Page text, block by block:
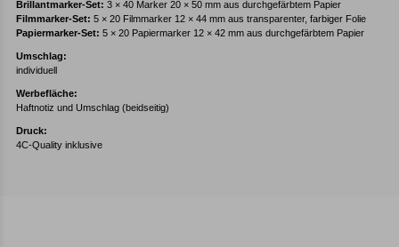
Brillantmarker-Set: 3 × 40 Marker 20 × 50 mm aus durchgefärbtem Papier
Filmmarker-Set: 5 × 20 Filmmarker 12 × 44 mm aus transparenter, farbiger Folie
Papiermarker-Set: 5 × 20 Papiermarker 12 × 42 mm aus durchgefärbtem Papier
Umschlag:
individuell
Werbefläche:
Haftnotiz und Umschlag (beidseitig)
Druck:
4C-Quality inklusive